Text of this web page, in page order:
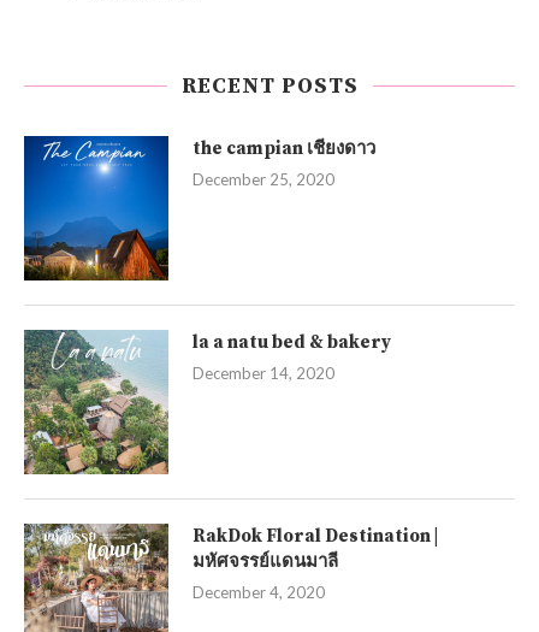
RECENT POSTS
the campian เชียงดาว
December 25, 2020
la a natu bed & bakery
December 14, 2020
RakDok Floral Destination |
มหัศจรรย์แดนมาลี
December 4, 2020